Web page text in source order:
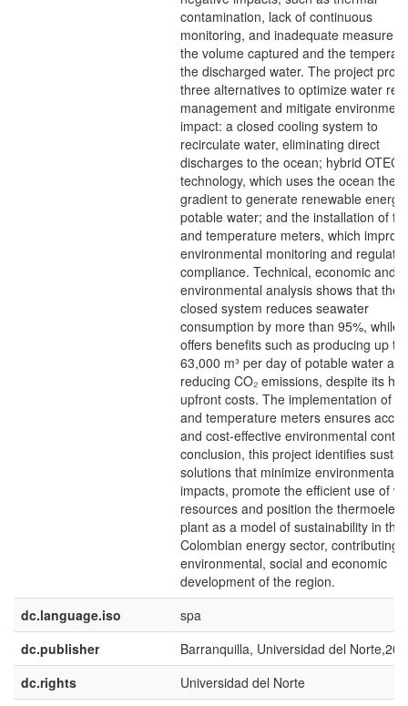
contamination, lack of continuous
monitoring, and inadequate
the volume captured and the
the discharged water. The project
three alternatives to optimize water
management and mitigate
impact: a closed cooling system to
recirculate water, eliminating direct
discharges to the ocean; hybrid OTEC
technology, which uses the ocean
gradient to generate renewable
potable water; and the installation of
and temperature meters, which
environmental monitoring and
compliance. Technical, economic and
environmental analysis shows that the
closed system reduces seawater
consumption by more than 95%, while
offers benefits such as producing up to
63,000 m³ per day of potable water and
reducing CO₂ emissions, despite its
upfront costs. The implementation of
and temperature meters ensures
and cost-effective environmental
conclusion, this project identifies
solutions that minimize environmental
impacts, promote the efficient use of
resources and position the
plant as a model of sustainability in the
Colombian energy sector, contributing
environmental, social and economic
development of the region.
dc.language.iso
spa
dc.publisher
Barranquilla, Universidad del
dc.rights
Universidad del Norte